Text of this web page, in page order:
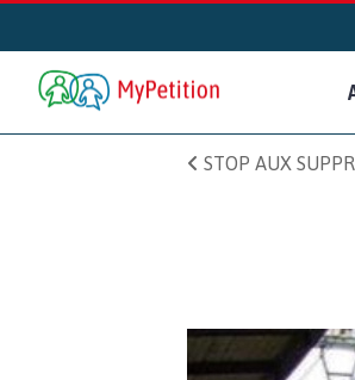
STOP AUX